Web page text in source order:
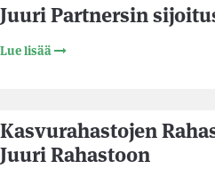
Juuri Partnersin
Lue lisää
Kasvurahastojen
Juuri Rahastoon